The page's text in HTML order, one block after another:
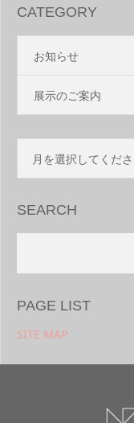
CATEGORY
お知らせ
展示のご案内
月を選択してくだ
SEARCH
PAGE LIST
SITE MAP